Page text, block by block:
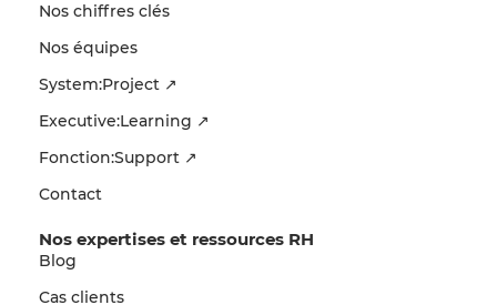
Nos expertises et ressources RH
Blog
Cas clients
Nos chiffres clés
Nos équipes
System:Project ↗
Executive:Learning ↗
Fonction:Support ↗
Contact